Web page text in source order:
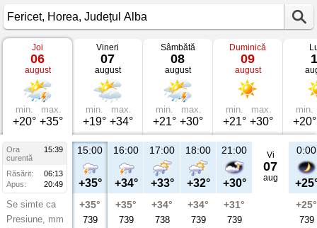
Vremea
Fericet
Horea,
Județul
Alba
Joi
06
august
min.
+20°
max.
+35°
Vineri
07
august
min.
+19°
max.
+34°
Sâmbătă
08
august
min.
+21°
max.
+30°
Duminică
09
august
min.
+21°
max.
+30°
min.
+20°
Ora
15:39
curentă
Răsărit:
06:13
Apus:
20:49
Se simte ca
Presiune, mm
15:00
+35°
+35°
739
16:00
+34°
+35°
739
17:00
+33°
+34°
738
18:00
+32°
+34°
739
21:00
+30°
+31°
739
Vi
07
aug
0:00
+25°
739